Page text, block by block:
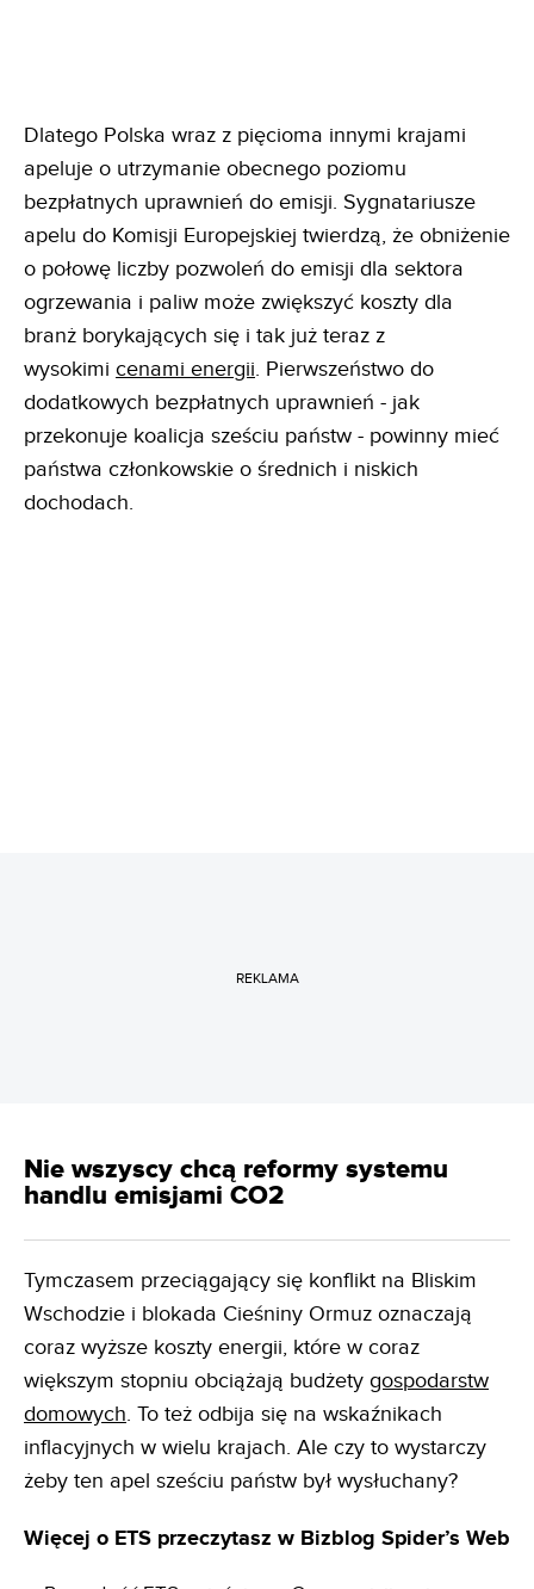
Dlatego Polska wraz z pięcioma innymi krajami
apeluje o utrzymanie obecnego poziomu
bezpłatnych uprawnień do emisji. Sygnatariusze
apelu do Komisji Europejskiej twierdzą, że obniżenie
o połowę liczby pozwoleń do emisji dla sektora
ogrzewania i paliw może zwiększyć koszty dla
branż borykających się i tak już teraz z
wysokimi cenami energii. Pierwszeństwo do
dodatkowych bezpłatnych uprawnień - jak
przekonuje koalicja sześciu państw - powinny mieć
państwa członkowskie o średnich i niskich
dochodach.
REKLAMA
Nie wszyscy chcą reformy systemu
handlu emisjami CO2
Tymczasem przeciągający się konflikt na Bliskim
Wschodzie i blokada Cieśniny Ormuz oznaczają
coraz wyższe koszty energii, które w coraz
większym stopniu obciążają budżety gospodarstw
domowych. To też odbija się na wskaźnikach
inflacyjnych w wielu krajach. Ale czy to wystarczy
żeby ten apel sześciu państw był wysłuchany?
Więcej o ETS przeczytasz w Bizblog Spider’s Web